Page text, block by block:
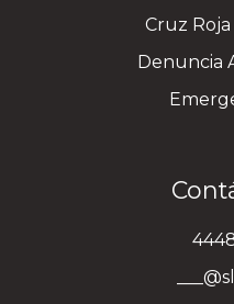
Cruz Roja
Denuncia